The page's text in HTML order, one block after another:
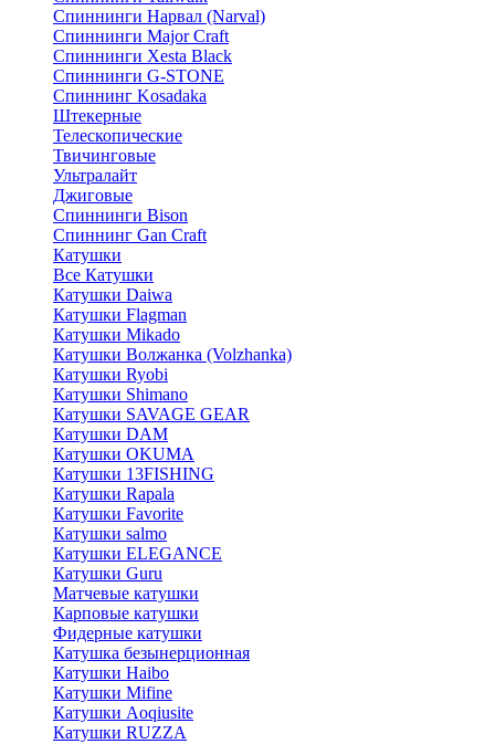
Спиннинги Нарвал (Narval)
Спиннинги Major Craft
Спиннинги Xesta Black
Спиннинги G-STONE
Спиннинг Kosadaka
Штекерные
Телескопические
Твичинговые
Ультралайт
Джиговые
Спиннинги Bison
Спиннинг Gan Craft
Катушки
Все Катушки
Катушки Daiwa
Катушки Flagman
Катушки Mikado
Катушки Волжанка (Volzhanka)
Катушки Ryobi
Катушки Shimano
Катушки SAVAGE GEAR
Катушки DAM
Катушки OKUMA
Катушки 13FISHING
Катушки Rapala
Катушки Favorite
Катушки salmo
Катушки ELEGANCE
Катушки Guru
Матчевые катушки
Карповые катушки
Фидерные катушки
Катушка безынерционная
Катушки Haibo
Катушки Mifine
Катушки Aoqiusite
Катушки RUZZA